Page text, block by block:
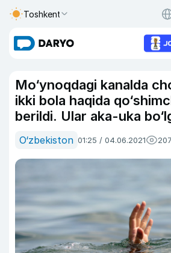
Toshkent
Mo‘ynoqdagi kanalda
ikki bola haqida
berildi. Ular aka-uka
O‘zbekiston 01:25 / 04.06.2021